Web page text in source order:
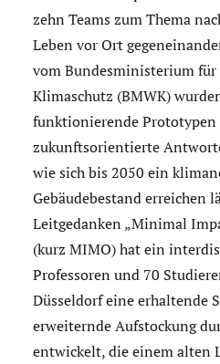
zehn Teams zum Thema
Leben vor Ort
vom Bundesministerium
Klimaschutz (BMWK)
funktionierende
zukunftsorientierte
wie sich bis 2050 ein
Gebäudebestand erreichen
Leitgedanken „Minimal
(kurz MIMO) hat ein
Professoren und 70
Düsseldorf eine erhaltende
erweiternde Aufstockung
entwickelt, die einem alten